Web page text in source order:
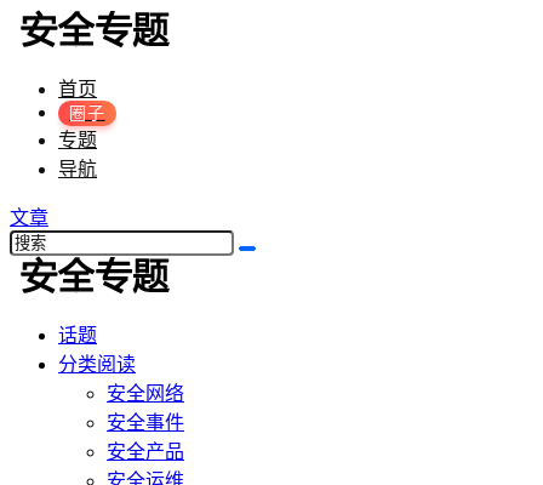
首页
圈子
专题
导航
文章
话题
分类阅读
安全网络
安全事件
安全产品
安全运维